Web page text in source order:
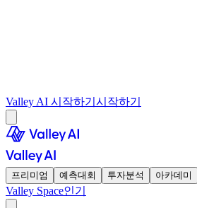
Valley AI 시작하기 시작하기
프리미엄 예측대회 투자분석 아카데미
Valley Space인기